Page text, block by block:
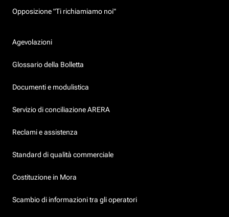
Opposizione "Ti richiamiamo noi"
Agevolazioni
Glossario della Bolletta
Documenti e modulistica
Servizio di conciliazione ARERA
Reclami e assistenza
Standard di qualità commerciale
Costituzione in Mora
Scambio di informazioni tra gli operatori